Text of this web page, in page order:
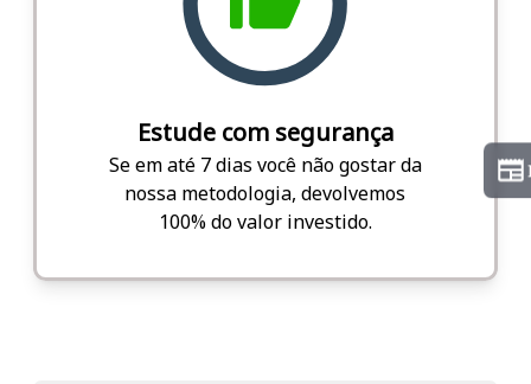
Estude com segurança
Se em até 7 dias você não gostar da
nossa metodologia, devolvemos
100% do valor investido.